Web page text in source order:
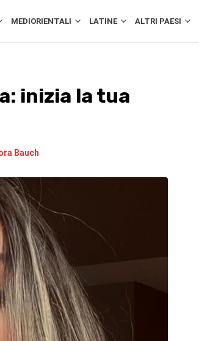
MEDIORIENTALI LATINE ALTRI PAESI
inizia la tua
Bauch